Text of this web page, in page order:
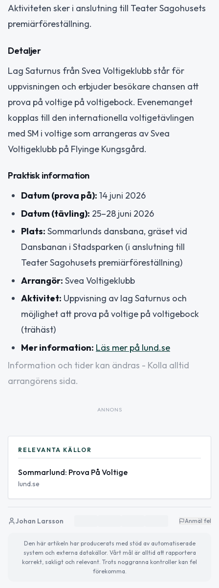
Aktiviteten sker i anslutning till Teater Sagohusets
premiärföreställning.
Detaljer
Lag Saturnus från Svea Voltigeklubb står för
uppvisningen och erbjuder besökare chansen att
prova på voltige på voltigebock. Evenemanget
kopplas till den internationella voltigetävlingen
med SM i voltige som arrangeras av Svea
Voltigeklubb på Flyinge Kungsgård.
Praktisk information
Datum (prova på): 14 juni 2026
Datum (tävling): 25–28 juni 2026
Plats: Sommarlunds dansbana, gräset vid
Dansbanan i Stadsparken (i anslutning till
Teater Sagohusets premiärföreställning)
Arrangör: Svea Voltigeklubb
Aktivitet: Uppvisning av lag Saturnus och
möjlighet att prova på voltige på voltigebock
(trähäst)
Mer information: Läs mer på lund.se
Information och tider kan ändras - Kolla alltid
arrangörens sida.
ANNONS
RELEVANTA KÄLLOR
Sommarlund: Prova På Voltige
lund.se
Johan Larsson Anmäl fel
Den här artikeln har producerats med stöd av automatiserade
system och externa datakällor. Vårt mål är alltid att rapportera
korrekt, sakligt och relevant. Trots noggranna kontroller kan fel
förekomma.